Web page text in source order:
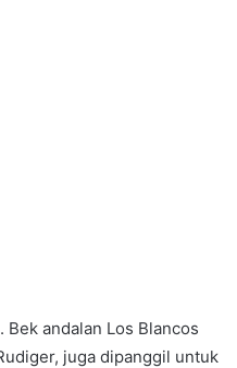
andalan Los Blancos
juga dipanggil untuk